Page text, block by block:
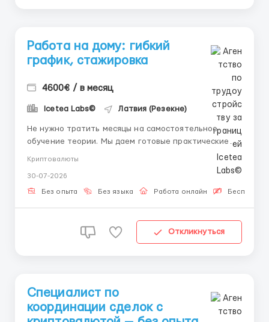
Работа на дому: гибкий
график, стажировка
4600€ / в месяц
Icetea Labs© Латвия (Резекне)
Не нужно тратить месяцы на самостоятельное
обучение теории. Мы даем готовые практические
знания, оплачиваемую стажировку и прямой выход в
@Vitaliy_Onosov_HR Icetea Labs строит
финансовую инфраструктуру Web3. Наши
Криптовалюты
30-07-2026
Без опыта Без языка Работа онлайн
Откликнуться
Специалист по
координации сделок с